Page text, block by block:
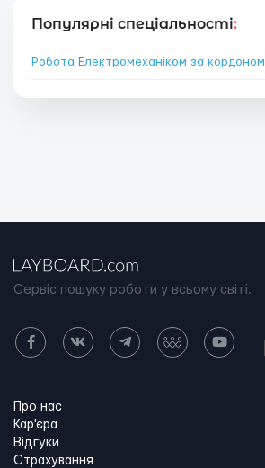
Популярні спеціальності:
Робота Електромеханіком за кордоном
Сервіс пошуку роботи у всьому світі.
Про нас
Кар'єра
Відгуки
Страхування